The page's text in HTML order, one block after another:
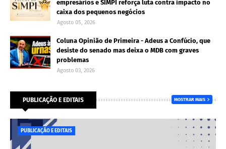
empresários e SIMPI reforça luta contra impacto no
caixa dos pequenos negócios
Agosto 05, 2026
Coluna Opinião de Primeira - Adeus a Confúcio, que
desiste do senado mas deixa o MDB com graves
problemas
Agosto 03, 2026
PUBLICAÇÃO E EDITAIS MOSTRAR MAIS
PUBLICAÇÃO E EDITAIS